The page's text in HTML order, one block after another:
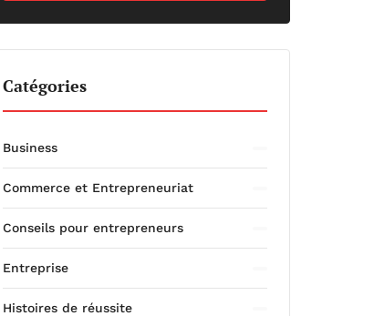
Catégories
Business
Commerce et Entrepreneuriat
Conseils pour entrepreneurs
Entreprise
Histoires de réussite